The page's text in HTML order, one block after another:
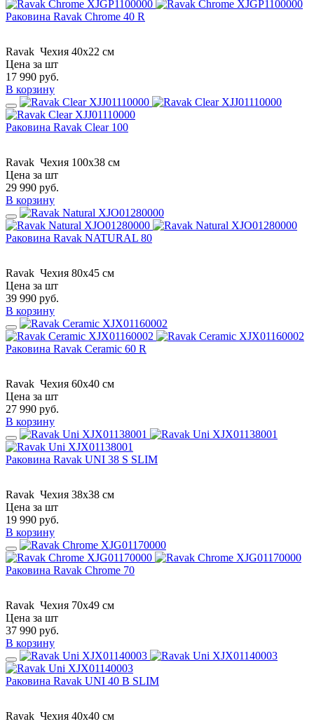
Раковина Ravak Chrome 40 R
Ravak Чехия 40x22 см
Цена за шт
17 990 руб.
В корзину
Раковина Ravak Clear 100
Ravak Чехия 100x38 см
Цена за шт
29 990 руб.
В корзину
Раковина Ravak NATURAL 80
Ravak Чехия 80x45 см
Цена за шт
39 990 руб.
В корзину
Раковина Ravak Ceramic 60 R
Ravak Чехия 60x40 см
Цена за шт
27 990 руб.
В корзину
Раковина Ravak UNI 38 S SLIM
Ravak Чехия 38x38 см
Цена за шт
19 990 руб.
В корзину
Раковина Ravak Chrome 70
Ravak Чехия 70x49 см
Цена за шт
37 990 руб.
В корзину
Раковина Ravak UNI 40 B SLIM
Ravak Чехия 40x40 см